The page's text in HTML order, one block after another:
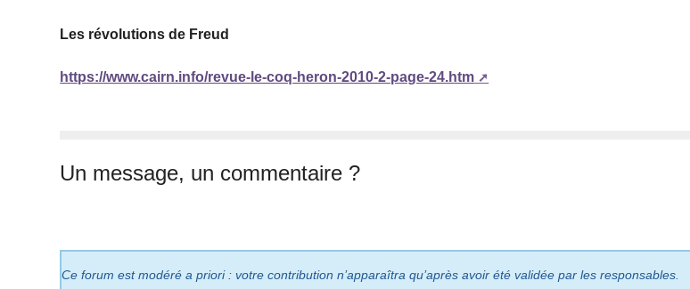
Les révolutions de Freud
https://www.cairn.info/revue-le-coq-heron-2010-2-page-24.htm
Un message, un commentaire ?
Ce forum est modéré a priori : votre contribution n’apparaîtra qu’après avoir été validée par les responsables.